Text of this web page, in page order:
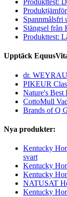
Produkttest:
Spannmålsfri
Stängsel från
Produkttest:
Upptäck
dr.
PIKEUR
Nature's Best
CottoMull
Brands of Q
Nya produkter:
Kentucky
svart
Kentucky
Kentucky
NATUSAT
Kentucky